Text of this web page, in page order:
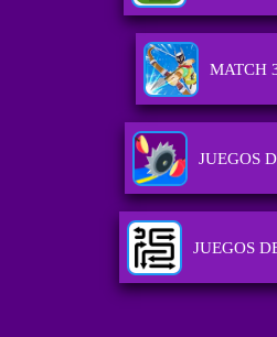
MATCH
JUEGOS
JUEGOS